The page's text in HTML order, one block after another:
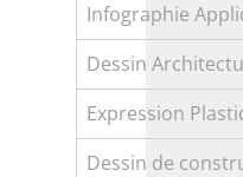
Infographie
Dessin
Expression
Dessin de